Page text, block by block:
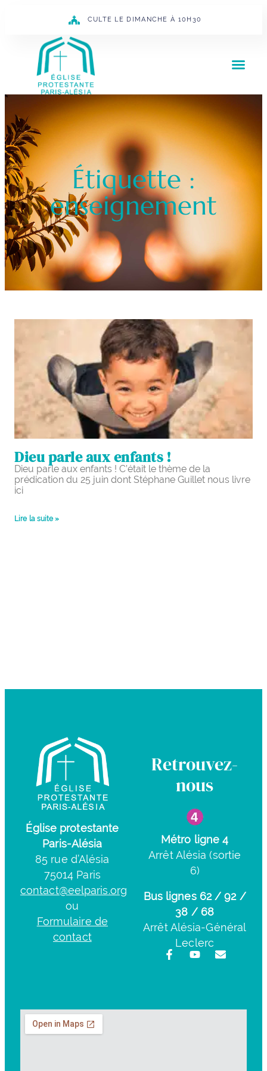
CULTE LE DIMANCHE À 10H30
Étiquette :
enseignement
Dieu parle aux enfants !
Dieu parle aux enfants ! C’était le thème de la
prédication du 25 juin dont Stéphane Guillet nous livre
ici
Lire la suite »
Église protestante
Paris-Alésia
85 rue d’Alésia
75014 Paris
contact@eelparis.org
ou
Formulaire de
contact
Retrouvez-
nous
Métro ligne 4
Arrêt Alésia (sortie
6)
Bus lignes 62 / 92 /
38 / 68
Arrêt Alésia-Général
Leclerc